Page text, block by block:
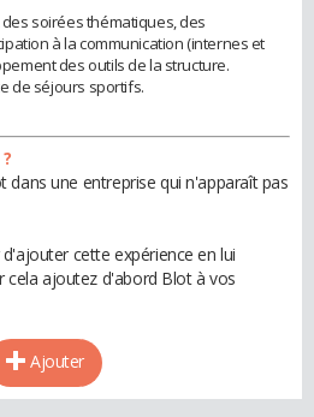
soirées thématiques, des
à la communication (internes et
des outils de la structure.
de séjours sportifs.
dans une entreprise qui n'apparaît pas
cette expérience en lui
cela ajoutez d'abord Blot à vos
Ajouter